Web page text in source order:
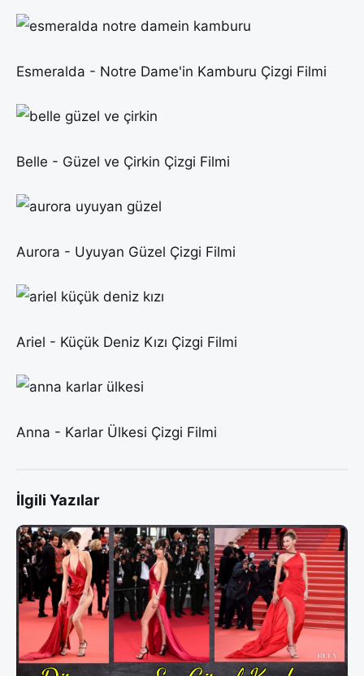
Esmeralda - Notre Dame'in Kamburu Çizgi Filmi
Belle - Güzel ve Çirkin Çizgi Filmi
Aurora - Uyuyan Güzel Çizgi Filmi
Ariel - Küçük Deniz Kızı Çizgi Filmi
Anna - Karlar Ülkesi Çizgi Filmi
İlgili Yazılar